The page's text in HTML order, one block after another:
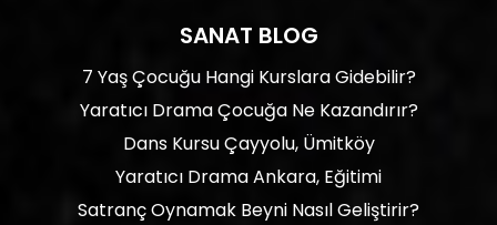
SANAT BLOG
7 Yaş Çocuğu Hangi Kurslara Gidebilir?
Yaratıcı Drama Çocuğa Ne Kazandırır?
Dans Kursu Çayyolu, Ümitköy
Yaratıcı Drama Ankara, Eğitimi
Satranç Oynamak Beyni Nasıl Geliştirir?